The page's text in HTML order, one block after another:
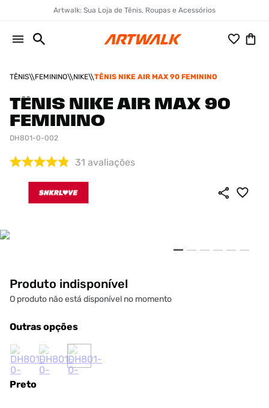
Artwalk: Sua Loja de Tênis, Roupas e Acessórios
TÊNIS FEMININO NIKE TÊNIS NIKE AIR MAX 90 FEMININO
TÊNIS NIKE AIR MAX 90
FEMININO
DH801-0-002
31 avaliações
Produto indisponível
O produto não está disponível no momento
Outras opções
Preto